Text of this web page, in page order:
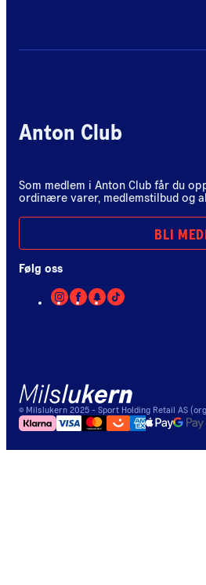
Anton Club
Som medlem i Anton Club får du
ordinære varer, medlemstilbud og
BLI
Følg oss
© Milslukern 2025 - Sport Holding Retail AS